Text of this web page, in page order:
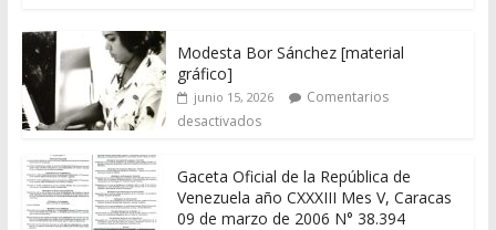
Modesta Bor Sánchez [material
gráfico]
junio 15, 2026
Comentarios
desactivados
Gaceta Oficial de la República de
Venezuela año CXXXIII Mes V, Caracas
09 de marzo de 2006 N° 38.394